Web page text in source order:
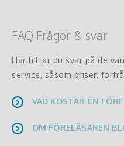
FAQ Frågor & svar
Här hittar du svar på de
service, såsom priser,
VAD KOSTAR EN
OM FÖRELÄSAREN